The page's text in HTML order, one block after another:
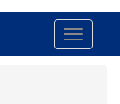
Toggle